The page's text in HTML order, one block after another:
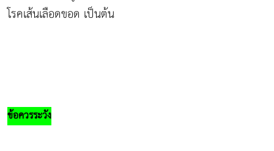
โรคเส้นเลือดขอด เป็นต้น
ข้อควรระวัง